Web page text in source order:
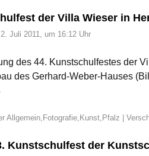
der Villa Wieser in
2. Juli 2011, um 16:12 Uhr
des 44. Kunstschulfestes der
des Gerhard-Weber-Hauses
Allgemein, Fotografie, Kunst, Pfalz
Kunstschulfest der